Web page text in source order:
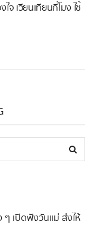
จ เวียนเทียนกี่โมง ใช้
ๆ เปิดฟังวันแม่ ส่งให้